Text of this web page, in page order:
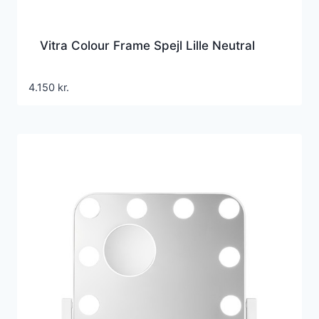
Vitra Colour Frame Spejl Lille Neutral
4.150 kr.